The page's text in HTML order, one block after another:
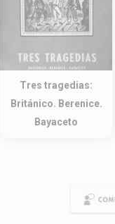
Tres tragedias:
Británico. Berenice.
Bayaceto